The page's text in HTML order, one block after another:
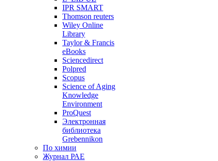
IPR SMART
Thomson reuters
Wiley Online
Library
Taylor & Francis
eBooks
Sciencedirect
Polpred
Scopus
Science of Aging
Knowledge
Environment
ProQuest
Электронная
библиотека
Grebennikon
По химии
Журнал РАЕ